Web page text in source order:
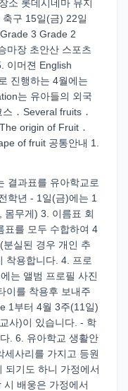
소 롯데시네마 뮤지
구 15일(금) 22일
3 Grade 2
마장 초안산 스포츠
이머젼 English
진행하는 4월에는
는 유아들의 외국
․ Several fruits ․
origin of Fruit ․
of fruit 공통안내 1.
결과표를 유아학교로
학년 - 1일(금)에는 1
몸무게) 3. 이름표 회
표를 모두 수합하여 4
실된 경우 개인 추
착용합니다. 4. 프로
는 앨범 프로필 사진
이를 착용후 보내주
1부터 4월 3주(11일)
사)이 있습니다. - 학
. 6. 유아학교 생활안
세사리를 가지고 등원
되기도 하니 가정에서
배웅은 가정에서